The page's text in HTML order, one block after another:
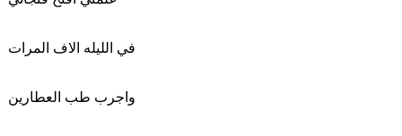
في الليله الاف المرات
واجرب طب العطارين